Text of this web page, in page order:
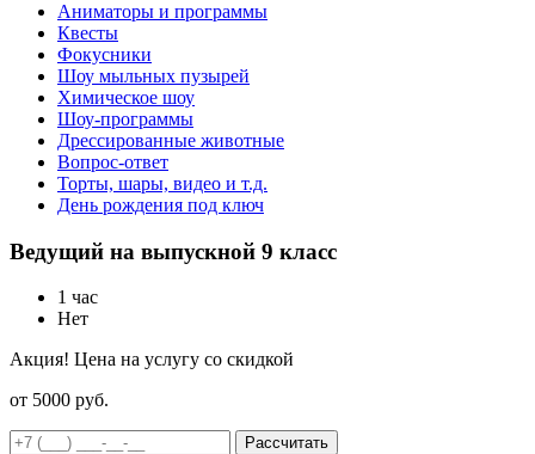
Аниматоры и программы
Квесты
Фокусники
Шоу мыльных пузырей
Химическое шоу
Шоу-программы
Дрессированные животные
Вопрос-ответ
Торты, шары, видео и т.д.
День рождения под ключ
Ведущий на выпускной 9 класс
1 час
Нет
Акция! Цена на услугу со скидкой
от 5000 руб.
Рассчитать